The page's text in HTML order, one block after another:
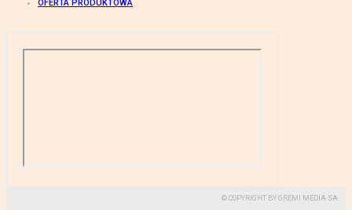
OFERTA PRODUKTOWA
© COPYRIGHT BY GREMI MEDIA SA